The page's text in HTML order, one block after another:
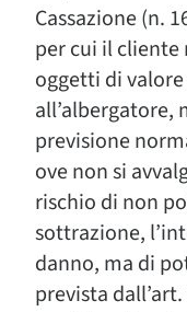
Cassazione (n.
per cui il cliente
oggetti di
all’albergatore,
previsione
ove non si
rischio di non
sottrazione,
danno, ma di
prevista